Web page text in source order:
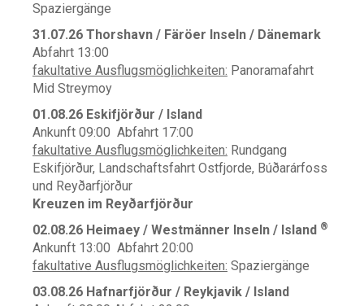
Spaziergänge
31.07.26 Thorshavn / Färöer Inseln / Dänemark
Abfahrt 13:00
fakultative Ausflugsmöglichkeiten: Panoramafahrt
Mid Streymoy
01.08.26 Eskifjörður / Island
Ankunft 09:00 Abfahrt 17:00
fakultative Ausflugsmöglichkeiten: Rundgang
Eskifjörður, Landschaftsfahrt Ostfjorde, Búðarárfoss
und Reyðarfjörður
Kreuzen im Reyðarfjörður
02.08.26 Heimaey / Westmänner Inseln / Island ®
Ankunft 13:00 Abfahrt 20:00
fakultative Ausflugsmöglichkeiten: Spaziergänge
03.08.26 Hafnarfjörður / Reykjavik / Island